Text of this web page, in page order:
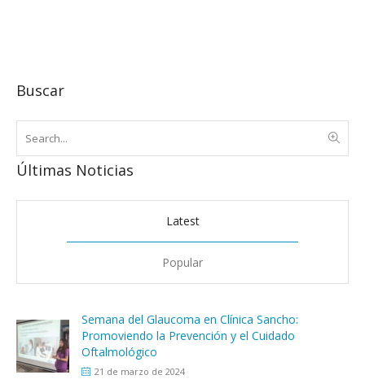
Buscar
Últimas Noticias
Latest
Popular
Semana del Glaucoma en Clínica Sancho:
Promoviendo la Prevención y el Cuidado
Oftalmológico
21 de marzo de 2024